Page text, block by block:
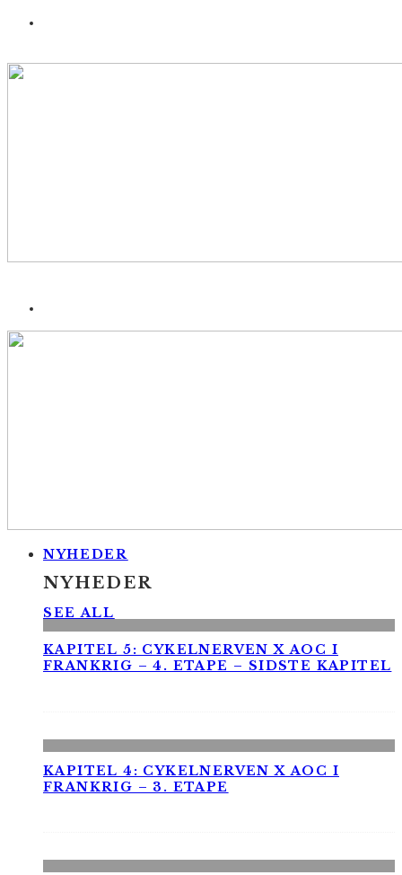
NYHEDER
NYHEDER
SEE ALL
KAPITEL 5: CYKELNERVEN X AOC I
FRANKRIG – 4. ETAPE – SIDSTE KAPITEL
KAPITEL 4: CYKELNERVEN X AOC I
FRANKRIG – 3. ETAPE